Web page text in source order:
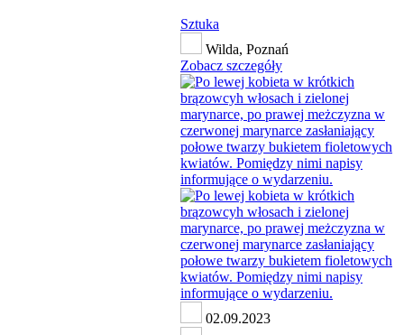
Sztuka
Wilda, Poznań
Zobacz szczegóły
02.09.2023